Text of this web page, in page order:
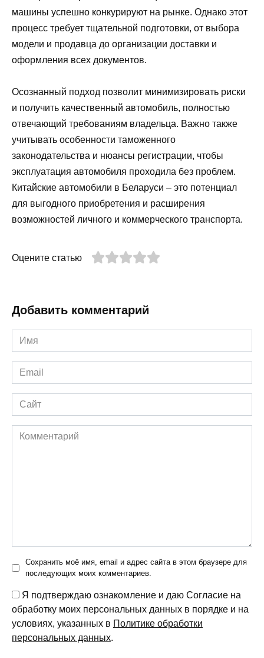
машины успешно конкурируют на рынке. Однако этот
процесс требует тщательной подготовки, от выбора
модели и продавца до организации доставки и
оформления всех документов.
Осознанный подход позволит минимизировать риски
и получить качественный автомобиль, полностью
отвечающий требованиям владельца. Важно также
учитывать особенности таможенного
законодательства и нюансы регистрации, чтобы
эксплуатация автомобиля проходила без проблем.
Китайские автомобили в Беларуси – это потенциал
для выгодного приобретения и расширения
возможностей личного и коммерческого транспорта.
Оцените статью
Добавить комментарий
Имя
*
Email
*
Сайт
Комментарий
Сохранить моё имя, email и адрес сайта в этом браузере для
последующих моих комментариев.
Я подтверждаю ознакомление и даю Согласие на
обработку моих персональных данных в порядке и на
условиях, указанных в Политике обработки
персональных данных.